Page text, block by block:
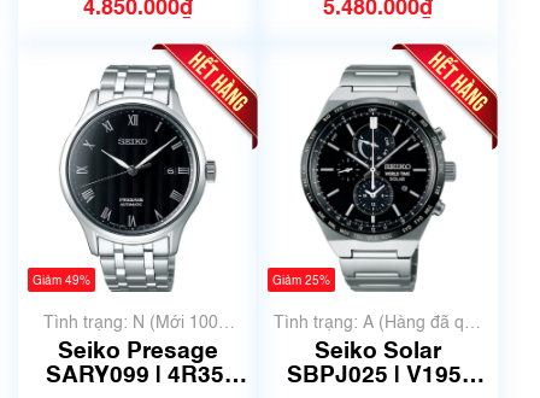
4.850.000₫ 5.480.000₫
Giảm 49%
Tình trạng: N (Mới 100%
chưa qua sử dụng)
Seiko Presage
SARY099 | 4R35-
Giảm 25%
Tình trạng: A (Hàng đã qua
sử dụng nhưng rất đẹp,
không có xước)
Seiko Solar
SBPJ025 | V195-